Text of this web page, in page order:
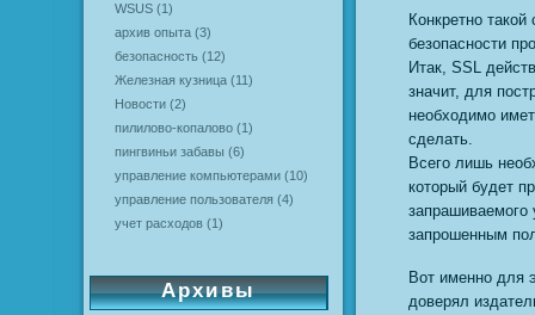
WSUS (1)
архив опыта (3)
безопасность (12)
Железная кузница (11)
Новости (2)
пилилово-копалово (1)
пингвиньи забавы (6)
управление компьютерами (10)
управление пользователя (4)
учет расходов (1)
Архивы
Конкретно
безопасности
Итак, SSL
значит, для
необходимо
сделать.
Всего лишь
который будет
запрашиваемого
запрошенным
Вот именно для
доверял